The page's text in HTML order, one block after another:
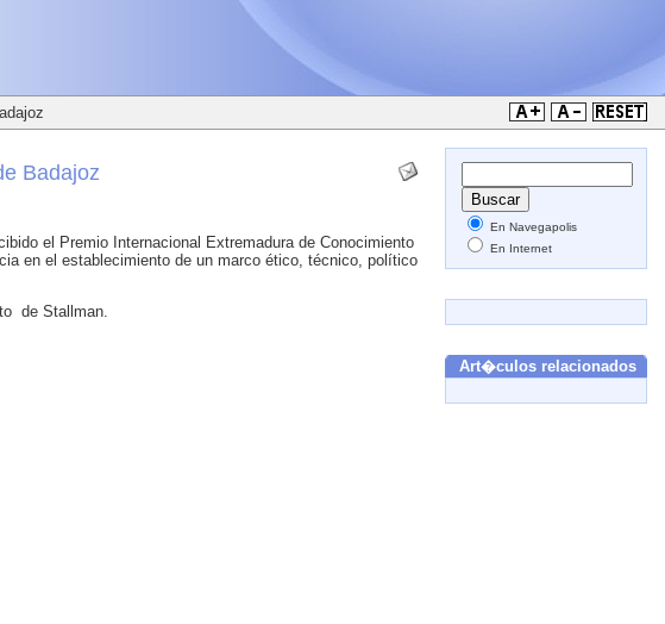
Badajoz
el Premio Internacional Extremadura de Conocimiento
en el establecimiento de un marco ético, técnico, político
de Stallman.
En Navegapolis
En Internet
Art�culos relacionados